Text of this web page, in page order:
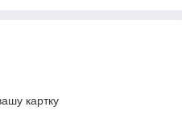
картку